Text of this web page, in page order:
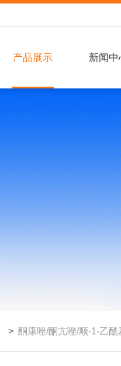
产品展示 新闻中
> 酮康唑/酮亢唑/顺-1-乙酰基-4-